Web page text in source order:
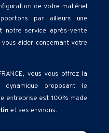
de votre matériel
par ailleurs une
notre service après-vente
aider concernant votre
vous vous offrez la
dynamique proposant le
entreprise est 100% made
et ses environs.